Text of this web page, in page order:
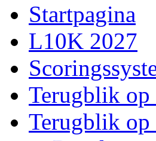
Startpagina
L10K 2027
Terugblik op
Terugblik op